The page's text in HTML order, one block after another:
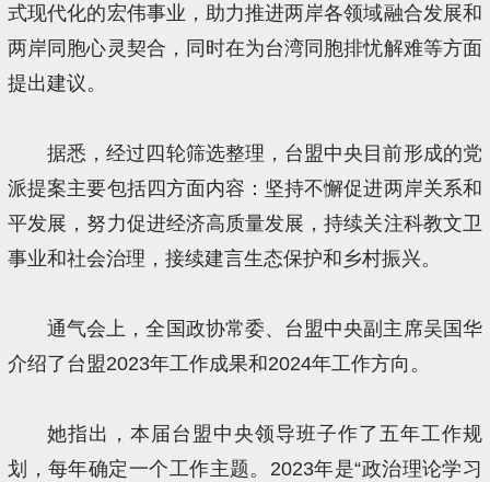
式现代化的宏伟事业，助力推进两岸各领域融合发展和
两岸同胞心灵契合，同时在为台湾同胞排忧解难等方面
提出建议。
据悉，经过四轮筛选整理，台盟中央目前形成的党
派提案主要包括四方面内容：坚持不懈促进两岸关系和
平发展，努力促进经济高质量发展，持续关注科教文卫
事业和社会治理，接续建言生态保护和乡村振兴。
通气会上，全国政协常委、台盟中央副主席吴国华
介绍了台盟2023年工作成果和2024年工作方向。
她指出，本届台盟中央领导班子作了五年工作规
划，每年确定一个工作主题。2023年是“政治理论学习